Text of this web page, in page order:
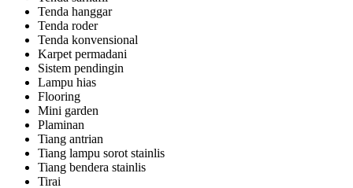
Tenda hanggar
Tenda roder
Tenda konvensional
Karpet permadani
Sistem pendingin
Lampu hias
Flooring
Mini garden
Plaminan
Tiang antrian
Tiang lampu sorot stainlis
Tiang bendera stainlis
Tirai